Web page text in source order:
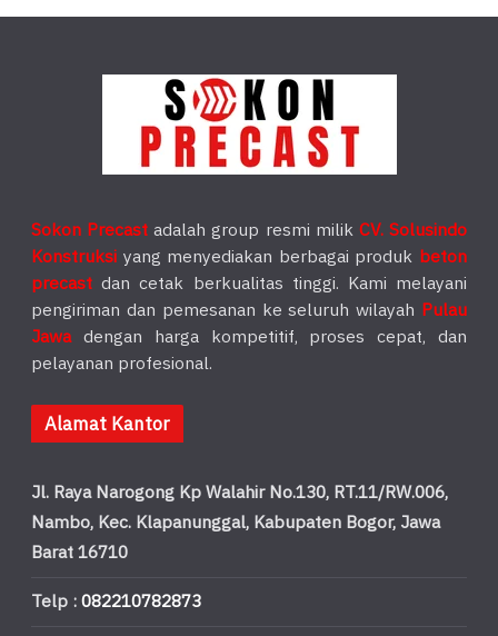
Sokon Precast adalah group resmi milik CV. Solusindo
Konstruksi yang menyediakan berbagai produk beton
precast dan cetak berkualitas tinggi. Kami melayani
pengiriman dan pemesanan ke seluruh wilayah Pulau
Jawadengan harga kompetitif, proses cepat, dan
pelayanan profesional.
Alamat Kantor
Jl. Raya Narogong Kp Walahir No.130, RT.11/RW.006,
Nambo, Kec. Klapanunggal, Kabupaten Bogor, Jawa
Barat 16710
Telp :082210782873